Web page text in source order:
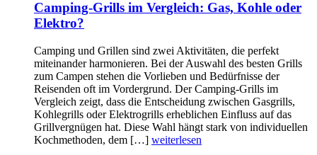
Camping-Grills im Vergleich: Gas, Kohle oder
Elektro?
Camping und Grillen sind zwei Aktivitäten, die perfekt
miteinander harmonieren. Bei der Auswahl des besten Grills
zum Campen stehen die Vorlieben und Bedürfnisse der
Reisenden oft im Vordergrund. Der Camping-Grills im
Vergleich zeigt, dass die Entscheidung zwischen Gasgrills,
Kohlegrills oder Elektrogrills erheblichen Einfluss auf das
Grillvergnügen hat. Diese Wahl hängt stark von individuellen
Kochmethoden, dem […] weiterlesen